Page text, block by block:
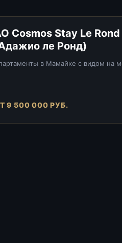
Cosmos Stay Le
ле Ронд)
в Мамайке с видом на
9 500 000 РУБ.